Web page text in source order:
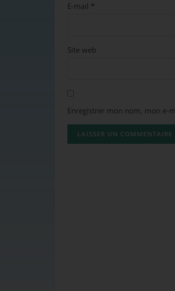
E-mail *
Site web
Enregistrer mon nom, mon e-